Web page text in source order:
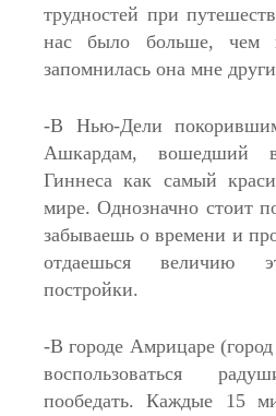
трудностей при
нас было больше, чем
запомнилась она мне
-В Нью-Дели
Ашкардам, вошедший
Гиннеса как самый
мире. Однозначно стоит
забываешь о времени и
отдаешься величию
постройки.
-В городе Амрицаре
воспользоваться
пообедать. Каждые 15